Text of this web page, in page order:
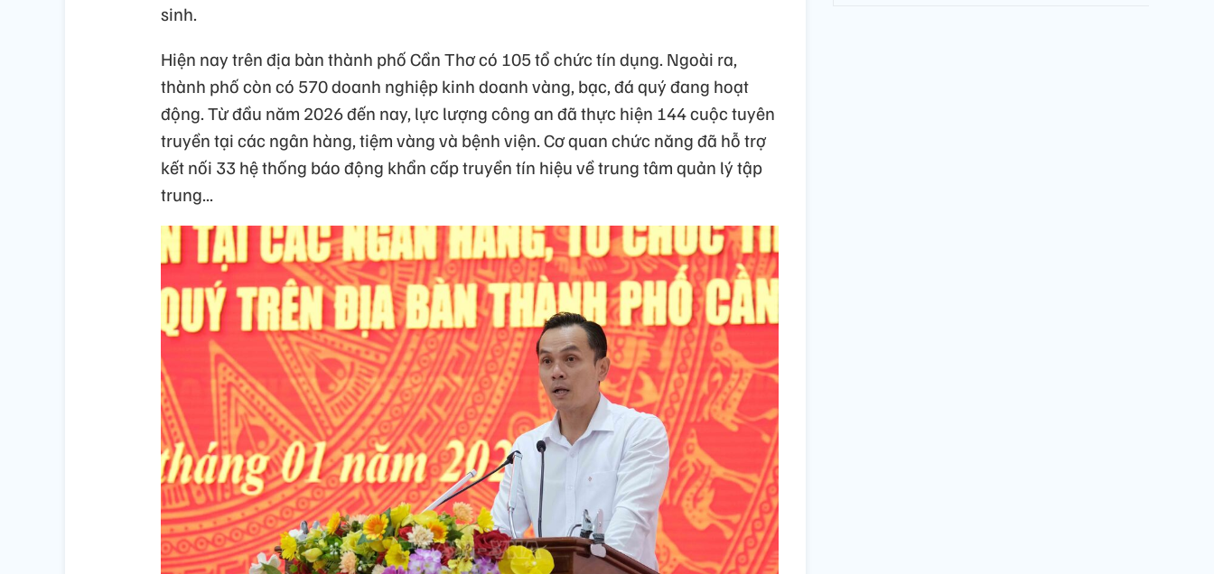
sinh.
Hiện nay trên địa bàn thành phố Cần Thơ có 105 tổ chức tín dụng. Ngoài ra,
thành phố còn có 570 doanh nghiệp kinh doanh vàng, bạc, đá quý đang hoạt
động. Từ đầu năm 2026 đến nay, lực lượng công an đã thực hiện 144 cuộc tuyên
truyền tại các ngân hàng, tiệm vàng và bệnh viện. Cơ quan chức năng đã hỗ trợ
kết nối 33 hệ thống báo động khẩn cấp truyền tín hiệu về trung tâm quản lý tập
trung...